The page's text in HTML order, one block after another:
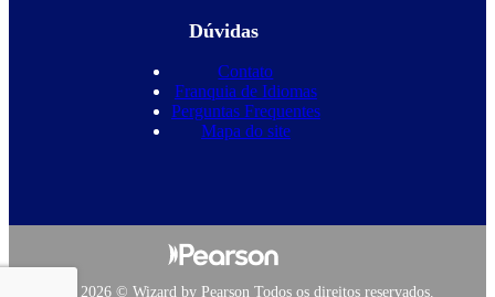
Dúvidas
Contato
Franquia de Idiomas
Perguntas Frequentes
Mapa do site
Copyright 2026 © Wizard by Pearson Todos os direitos reservados.